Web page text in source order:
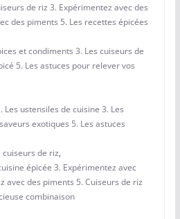
de riz 3. Expérimentez avec des
des piments 5. Les recettes épicées
et condiments 3. Les cuiseurs de
5. Les astuces pour relever vos
ustensiles de cuisine 3. Les
exotiques 5. Les astuces
cuiseurs de riz,
épicée 3. Expérimentez avec
avec des piments 5. Cuiseurs de riz
combinaison